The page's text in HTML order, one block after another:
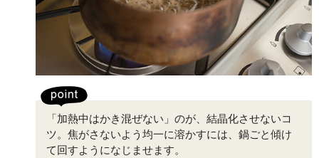
「加熱中はかき混ぜない」のが、結晶化させないコ
ツ。焦がさないよう均一に溶かすには、鍋ごと傾け
て回すようになじませます。